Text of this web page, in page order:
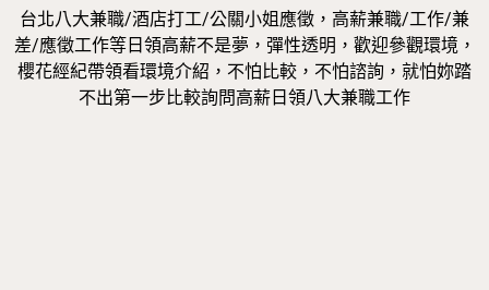
台北八大兼職/酒店打工/公關小姐應徵，高薪兼職/工作/兼
差/應徵工作等日領高薪不是夢，彈性透明，歡迎參觀環境，
櫻花經紀帶領看環境介紹，不怕比較，不怕諮詢，就怕妳踏
不出第一步比較詢問高薪日領八大兼職工作